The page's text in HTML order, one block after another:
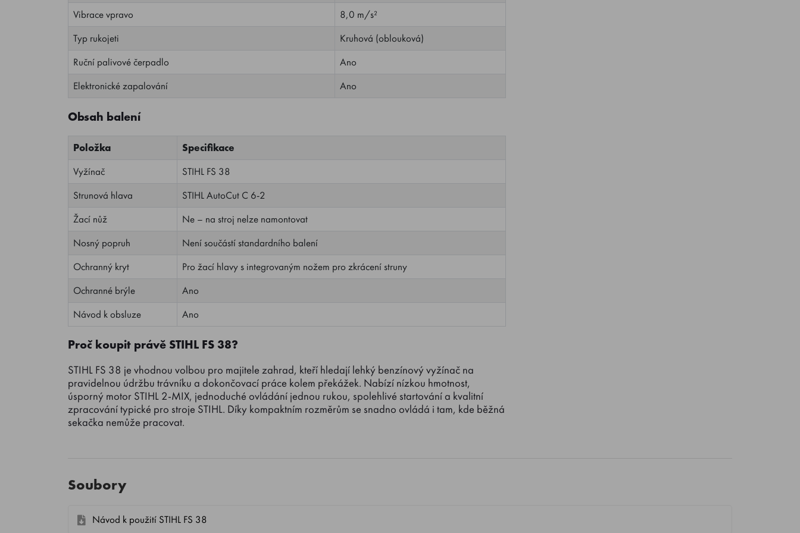
Vibrace vpravo
8,0 m/s²
Typ rukojeti
Kruhová (oblouková)
Ruční palivové čerpadlo
Ano
Elektronické zapalování
Ano
Obsah balení
Položka
Specifikace
Vyžínač
STIHL FS 38
Strunová hlava
STIHL AutoCut C 6-2
Žací nůž
Ne – na stroj nelze namontovat
Nosný popruh
Není součástí standardního balení
Ochranný kryt
Pro žací hlavy s integrovaným nožem pro zkrácení struny
Ochranné brýle
Ano
Návod k obsluze
Ano
Proč koupit právě STIHL FS 38?
STIHL FS 38 je vhodnou volbou pro majitele zahrad, kteří hledají lehký benzínový vyžínač na
pravidelnou údržbu trávníku a dokončovací práce kolem překážek. Nabízí nízkou hmotnost,
úsporný motor STIHL 2-MIX, jednoduché ovládání jednou rukou, spolehlivé startování a kvalitní
zpracování typické pro stroje STIHL. Díky kompaktním rozměrům se snadno ovládá i tam, kde běžná
sekačka nemůže pracovat.
Soubory
Návod k použití STIHL FS 38